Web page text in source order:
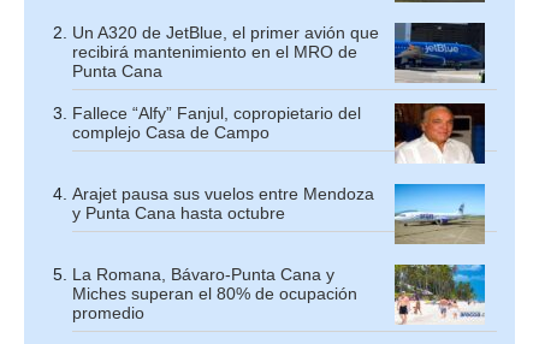
Un A320 de JetBlue, el primer avión que
recibirá mantenimiento en el MRO de
Punta Cana
Fallece “Alfy” Fanjul, copropietario del
complejo Casa de Campo
Arajet pausa sus vuelos entre Mendoza
y Punta Cana hasta octubre
La Romana, Bávaro-Punta Cana y
Miches superan el 80% de ocupación
promedio